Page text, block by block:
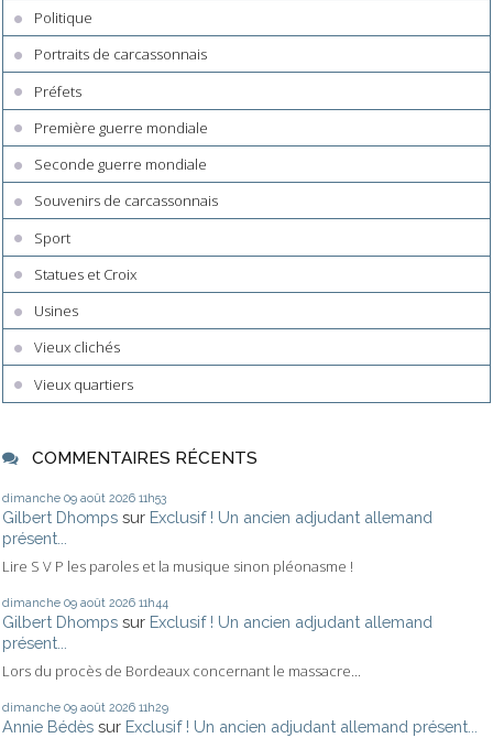
Politique
Portraits de carcassonnais
Préfets
Première guerre mondiale
Seconde guerre mondiale
Souvenirs de carcassonnais
Sport
Statues et Croix
Usines
Vieux clichés
Vieux quartiers
COMMENTAIRES RÉCENTS
dimanche 09 août 2026 11h53
Gilbert Dhomps sur Exclusif ! Un ancien adjudant allemand
présent...
Lire S V P les paroles et la musique sinon pléonasme !
dimanche 09 août 2026 11h44
Gilbert Dhomps sur Exclusif ! Un ancien adjudant allemand
présent...
Lors du procès de Bordeaux concernant le massacre...
dimanche 09 août 2026 11h29
Annie Bédès sur Exclusif ! Un ancien adjudant allemand présent...